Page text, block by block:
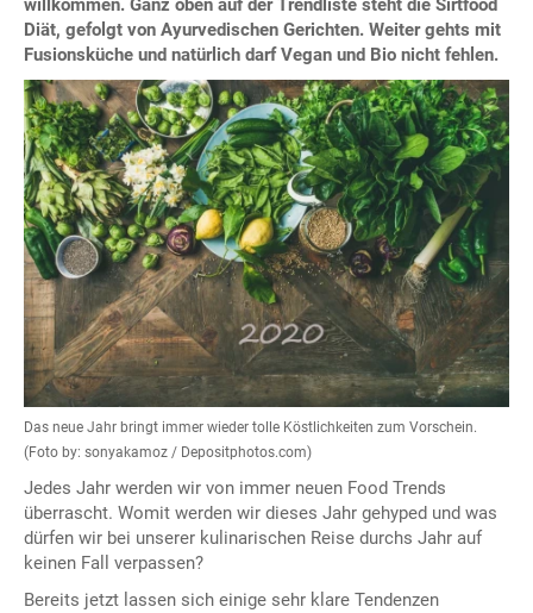
willkommen. Ganz oben auf der Trendliste steht die Sirtfood
Diät, gefolgt von Ayurvedischen Gerichten. Weiter gehts mit
Fusionsküche und natürlich darf Vegan und Bio nicht fehlen.
Das neue Jahr bringt immer wieder tolle Köstlichkeiten zum Vorschein.
(Foto by: sonyakamoz / Depositphotos.com)
Jedes Jahr werden wir von immer neuen Food Trends
überrascht. Womit werden wir dieses Jahr gehyped und was
dürfen wir bei unserer kulinarischen Reise durchs Jahr auf
keinen Fall verpassen?
Bereits jetzt lassen sich einige sehr klare Tendenzen